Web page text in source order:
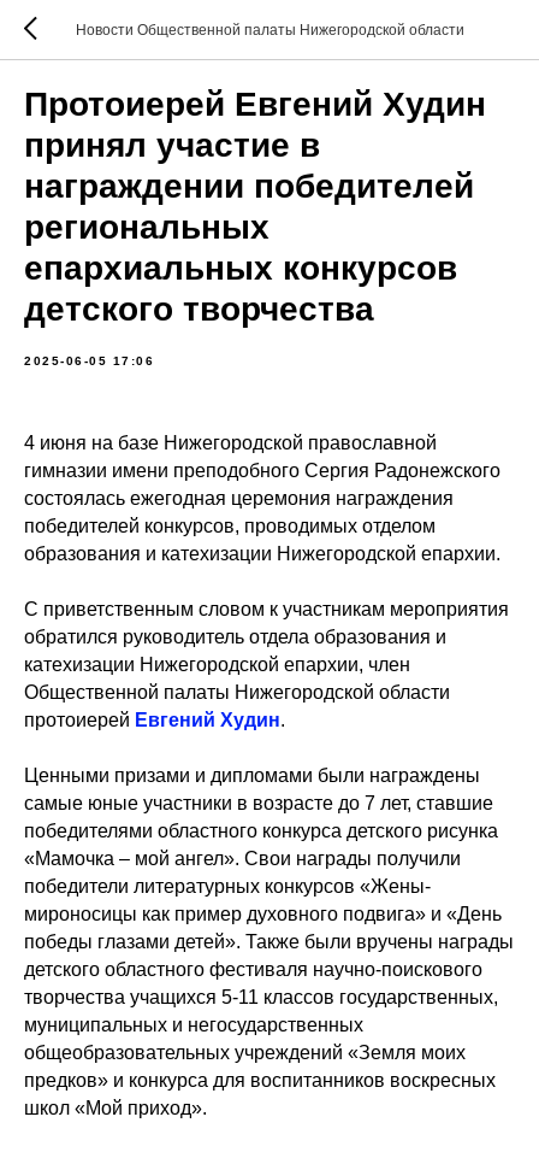
Новости Общественной палаты Нижегородской области
Протоиерей Евгений Худин
принял участие в
награждении победителей
региональных
епархиальных конкурсов
детского творчества
2025-06-05 17:06
4 июня на базе Нижегородской православной
гимназии имени преподобного Сергия Радонежского
состоялась ежегодная церемония награждения
победителей конкурсов, проводимых отделом
образования и катехизации Нижегородской епархии.
С приветственным словом к участникам мероприятия
обратился руководитель отдела образования и
катехизации Нижегородской епархии, член
Общественной палаты Нижегородской области
протоиерей Евгений Худин.
Ценными призами и дипломами были награждены
самые юные участники в возрасте до 7 лет, ставшие
победителями областного конкурса детского рисунка
«Мамочка – мой ангел». Свои награды получили
победители литературных конкурсов «Жены-
мироносицы как пример духовного подвига» и «День
победы глазами детей». Также были вручены награды
детского областного фестиваля научно-поискового
творчества учащихся 5-11 классов государственных,
муниципальных и негосударственных
общеобразовательных учреждений «Земля моих
предков» и конкурса для воспитанников воскресных
школ «Мой приход».